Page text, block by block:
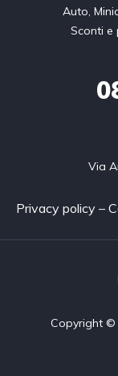
Auto,
Sconti e
Via
Privacy policy –
Copyright ©